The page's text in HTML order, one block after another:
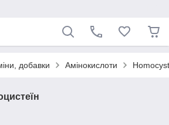
добавки Амінокислоти